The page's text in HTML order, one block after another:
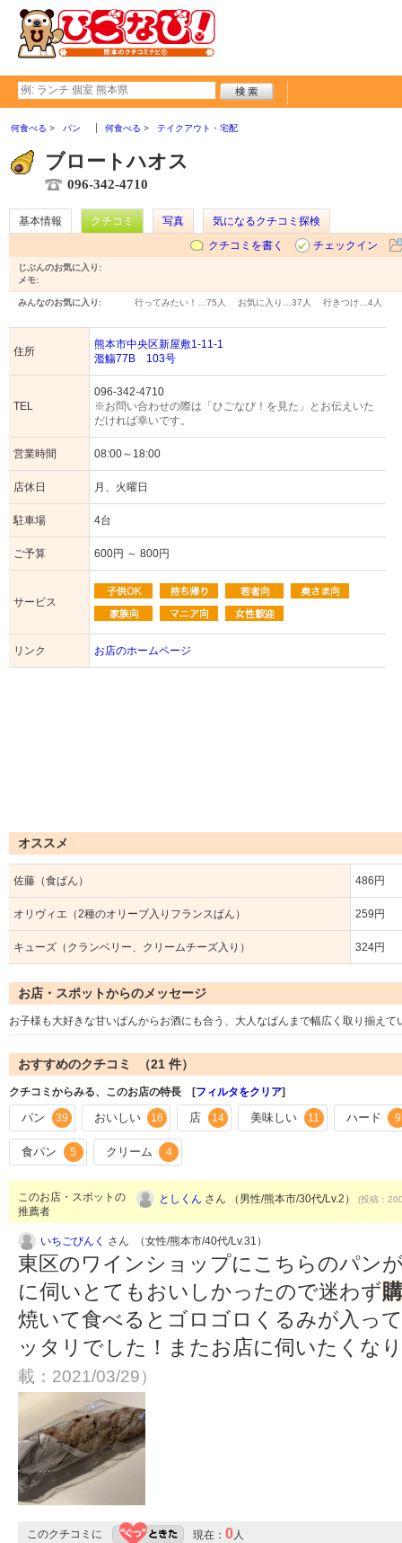
何食べる パン 何食べる テイクアウト・宅配
ブロートハオス
096-342-4710
基本情報 クチコミ 写真
気になるクチコミ探検
クチコミを書く
チェックイン
じぶんのお気に入り:
メモ:
みんなのお気に入り: 行ってみたい！… 75人 お気に入り… 37人 行きつけ… 4人
住所
熊本市中央区新屋敷1-11-1
濫觴77B 103号
TEL
096-342-4710
※お問い合わせの際は「ひごなび！を見た」とお伝えいた
だければ幸いです。
営業時間 08:00～18:00
店休日 月、火曜日
駐車場 4台
ご予算 600円 ～ 800円
サービス
リンク お店のホームページ
オススメ
佐藤（食ぱん） 486円
オリヴィエ（2種のオリーブ入りフランスぱん） 259円
キューズ（クランベリー、クリームチーズ入り） 324円
お店・スポットからのメッセージ
お子様も大好きな甘いぱんからお酒にも合う、大人なぱんまで幅広く取り揃え
おすすめのクチコミ （21 件）
クチコミからみる、このお店の特長 [フィルタをクリア]
パン 39 おいしい 16 店 14 美味しい 11 ハード 9
食パン 5 クリーム 4
このお店・スポットの
推薦者
としくん さん （男性/熊本市/30代/Lv.2） (投稿：
いちごぴんく さん （女性/熊本市/40代/Lv.31）
東区のワインショップにこちらのパン
に伺いとてもおいしかったので迷わず
焼いて食べるとゴロゴロくるみが入っ
ッタリでした！またお店に伺いたくな
載：2021/03/29）
このクチコミに 現在： 0人